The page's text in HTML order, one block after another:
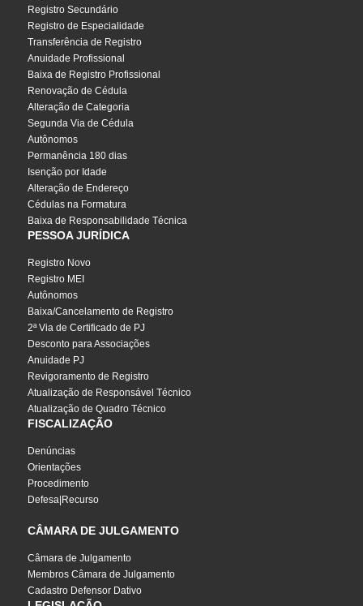
Registro Secundário
Registro de Especialidade
Transferência de Registro
Anuidade Profissional
Baixa de Registro Profissional
Renovação de Cédula
Alteração de Categoria
Segunda Via de Cédula
Autônomos
Permanência 180 dias
Isenção por Idade
Alteração de Endereço
Cédulas na Formatura
Baixa de Responsabilidade Técnica
PESSOA JURÍDICA
Registro Novo
Registro MEI
Autônomos
Baixa/Cancelamento de Registro
2ª Via de Certificado de PJ
Desconto para Associações
Anuidade PJ
Revigoramento de Registro
Atualização de Responsável Técnico
Atualização de Quadro Técnico
FISCALIZAÇÃO
Denúncias
Orientações
Procedimento
Defesa|Recurso
CÂMARA DE JULGAMENTO
Câmara de Julgamento
Membros Câmara de Julgamento
Cadastro Defensor Dativo